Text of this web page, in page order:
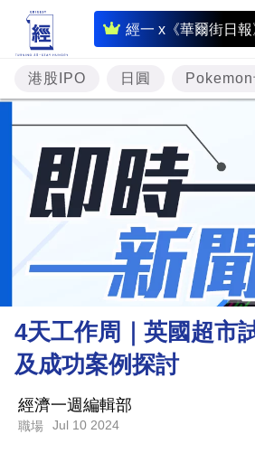
經一 x《華爾街日報
即
時
財
經
專
題
投
資
樓
市
財
商
業
科
港股IPO 日圓 Pokemon
4天工作周｜英國超市
及成功案例探討
經濟一週編輯部
職場 Jul 10 2024